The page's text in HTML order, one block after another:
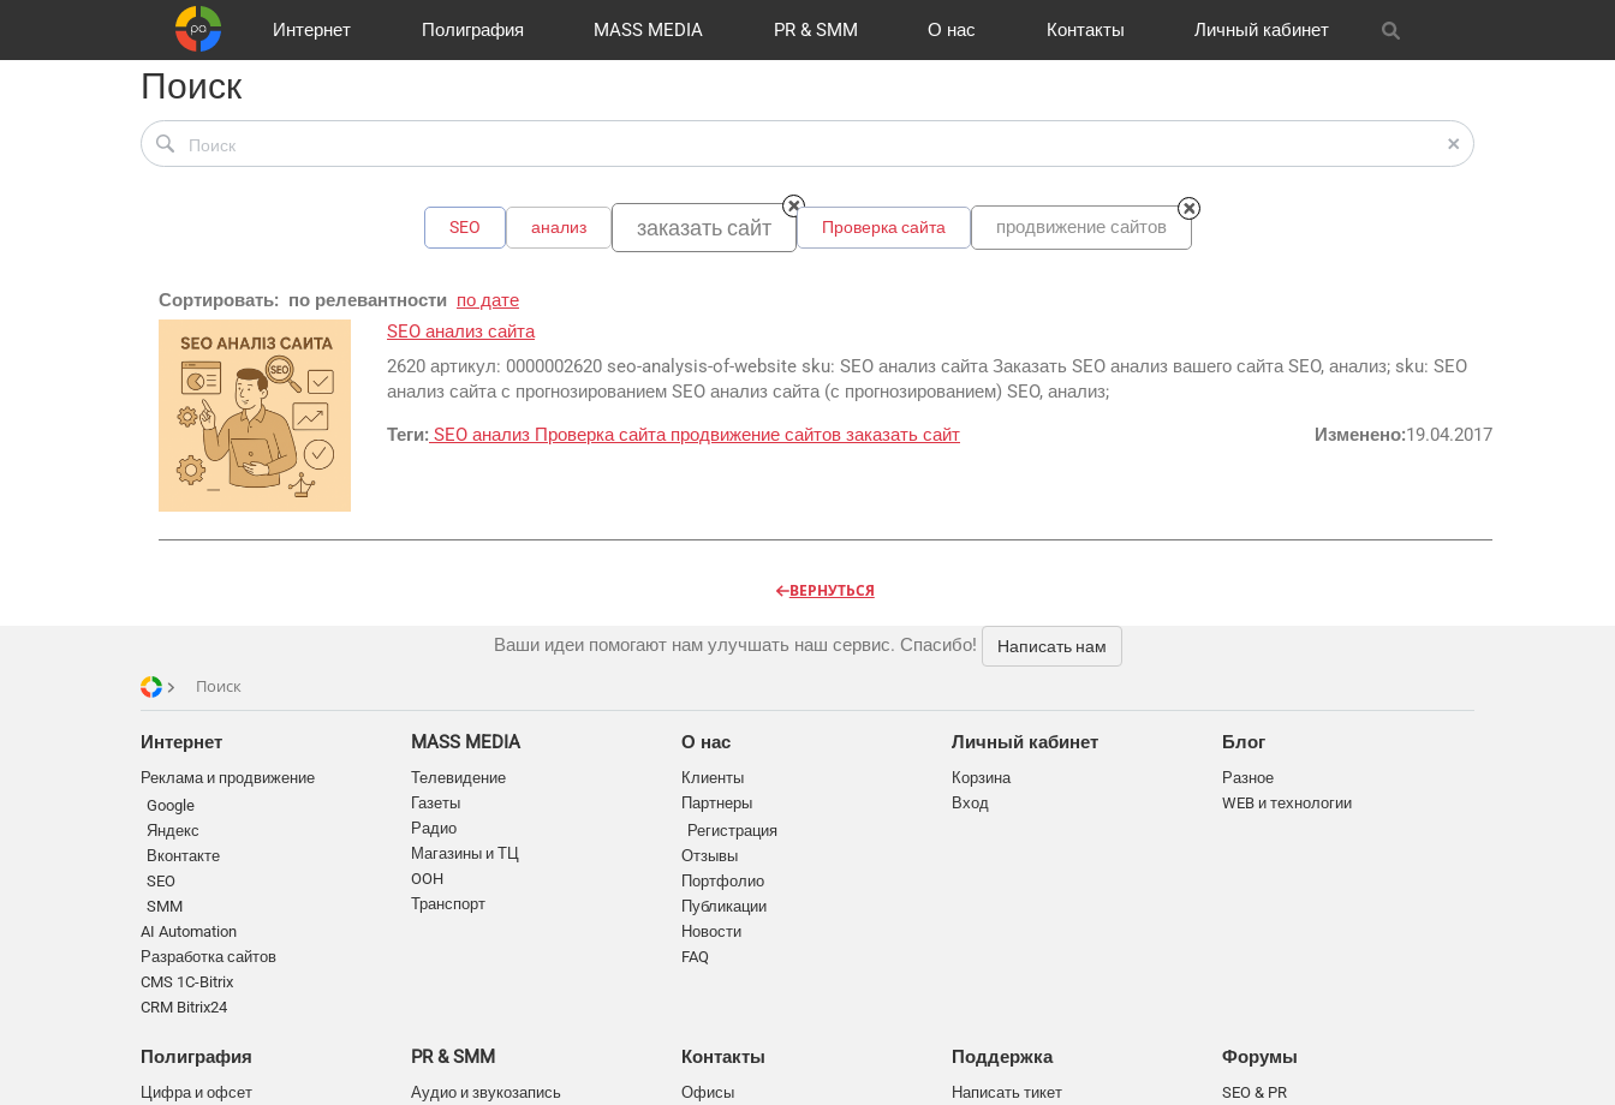
Интернет
Реклама и продвижение
Полиграфия
Цифра и офсет
MASS MEDIA
Телевидение
PR & SMM О нас
Клиенты
Контакты Личный кабинет
Поиск
SEO анализ заказать сайт Проверка сайта продвижение сайтов
Сортировать: по релевантности по дате
SEO анализ сайта
2620 артикул: 0000002620 seo-analysis-of-website sku: SEO анализ сайта Заказать SEO анализ вашего сайта SEO, анализ; sku: SEO
анализ сайта с прогнозированием SEO анализ сайта (с прогнозированием) SEO, анализ;
Теги: SEO анализ Проверка сайта продвижение сайтов заказать сайт Изменено:19.04.2017
ВЕРНУТЬСЯ
Ваши идеи помогают нам улучшать наш сервис. Спасибо! Написать нам
Поиск
Интернет
Реклама и продвижение
Google
Яндекс
Вконтакте
SEO
SMM
AI Automation
Разработка сайтов
CMS 1C-Bitrix
CRM Bitrix24
Полиграфия
Цифра и офсет
MASS MEDIA
Телевидение
Газеты
Радио
Магазины и ТЦ
OOH
Транспорт
PR & SMM
Аудио и звукозапись
О нас
Клиенты
Партнеры
Регистрация
Отзывы
Портфолио
Публикации
Новости
FAQ
Контакты
Офисы
Личный кабинет
Корзина
Вход
Поддержка
Написать тикет
Блог
Разное
WEB и технологии
Форумы
SEO & PR